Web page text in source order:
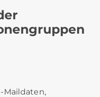
Maildaten,